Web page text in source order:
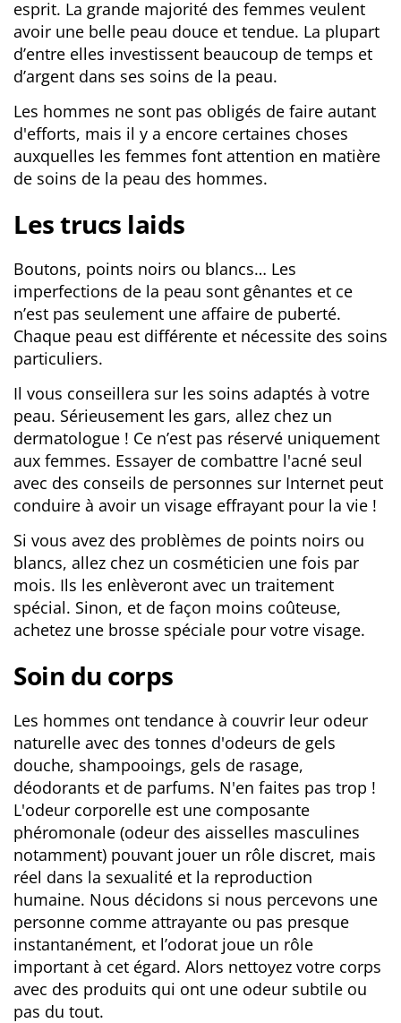
esprit. La grande majorité des femmes veulent
avoir une belle peau douce et tendue. La plupart
d’entre elles investissent beaucoup de temps et
d’argent dans ses soins de la peau.
Les hommes ne sont pas obligés de faire autant
d'efforts, mais il y a encore certaines choses
auxquelles les femmes font attention en matière
de soins de la peau des hommes.
Les trucs laids
Boutons, points noirs ou blancs… Les
imperfections de la peau sont gênantes et ce
n’est pas seulement une affaire de puberté.
Chaque peau est différente et nécessite des soins
particuliers.
Il vous conseillera sur les soins adaptés à votre
peau. Sérieusement les gars, allez chez un
dermatologue ! Ce n’est pas réservé uniquement
aux femmes. Essayer de combattre l'acné seul
avec des conseils de personnes sur Internet peut
conduire à avoir un visage effrayant pour la vie !
Si vous avez des problèmes de points noirs ou
blancs, allez chez un cosméticien une fois par
mois. Ils les enlèveront avec un traitement
spécial. Sinon, et de façon moins coûteuse,
achetez une brosse spéciale pour votre visage.
Soin du corps
Les hommes ont tendance à couvrir leur odeur
naturelle avec des tonnes d'odeurs de gels
douche, shampooings, gels de rasage,
déodorants et de parfums. N'en faites pas trop !
L'odeur corporelle est une composante
phéromonale (odeur des aisselles masculines
notamment) pouvant jouer un rôle discret, mais
réel dans la sexualité et la reproduction
humaine. Nous décidons si nous percevons une
personne comme attrayante ou pas presque
instantanément, et l’odorat joue un rôle
important à cet égard. Alors nettoyez votre corps
avec des produits qui ont une odeur subtile ou
pas du tout.